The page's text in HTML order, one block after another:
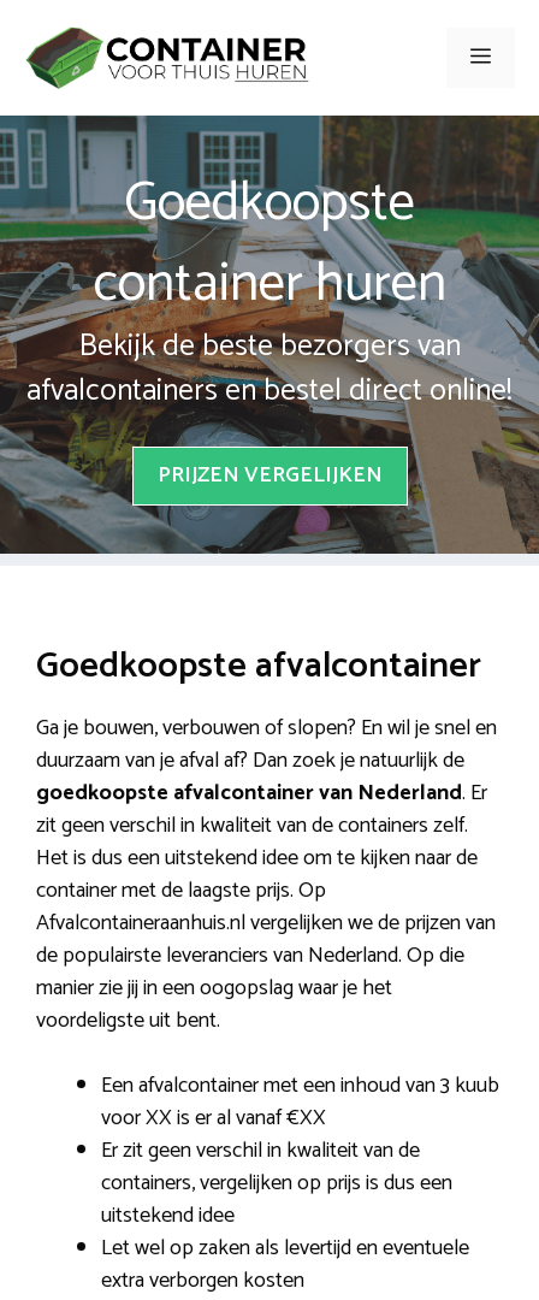
naar
inhoud
Menu
Goedkoopste
container huren
Bekijk de beste bezorgers van
afvalcontainers en bestel direct online!
PRIJZEN VERGELIJKEN
Goedkoopste afvalcontainer
Ga je bouwen, verbouwen of slopen? En wil je snel en
duurzaam van je afval af? Dan zoek je natuurlijk de
goedkoopste afvalcontainer van Nederland. Er
zit geen verschil in kwaliteit van de containers zelf.
Het is dus een uitstekend idee om te kijken naar de
container met de laagste prijs. Op
Afvalcontaineraanhuis.nl vergelijken we de prijzen van
de populairste leveranciers van Nederland. Op die
manier zie jij in een oogopslag waar je het
voordeligste uit bent.
Een afvalcontainer met een inhoud van 3 kuub
voor XX is er al vanaf €XX
Er zit geen verschil in kwaliteit van de
containers, vergelijken op prijs is dus een
uitstekend idee
Let wel op zaken als levertijd en eventuele
extra verborgen kosten